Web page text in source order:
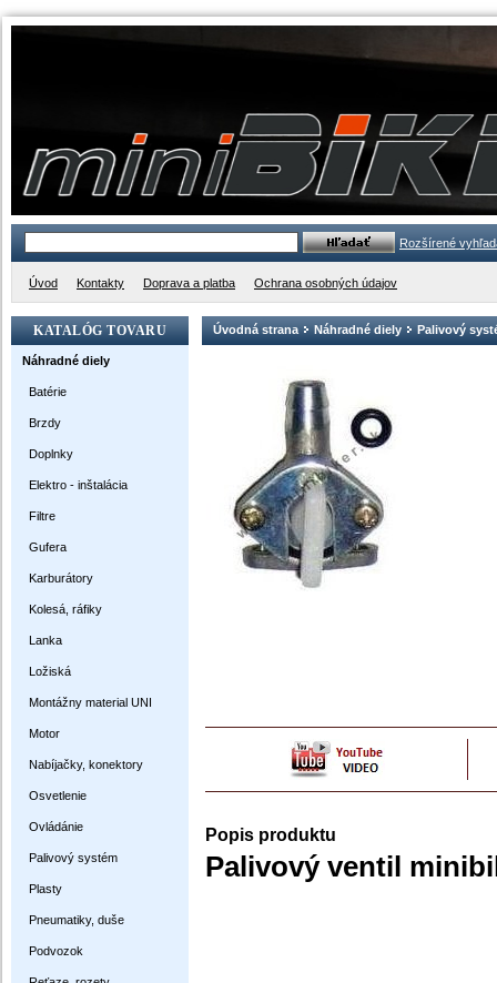
Rozšírené
Úvod Kontakty Doprava a platba Ochrana osobných údajov
KATALÓG TOVARU
Náhradné diely
Batérie
Brzdy
Doplnky
Elektro - inštalácia
Filtre
Gufera
Karburátory
Kolesá, ráfiky
Lanka
Ložiská
Montážny material UNI
Motor
Nabíjačky, konektory
Osvetlenie
Ovládánie
Palivový systém
Plasty
Pneumatiky, duše
Podvozok
Úvodná strana Náhradné diely Palivový
Popis produktu
Palivový ventil